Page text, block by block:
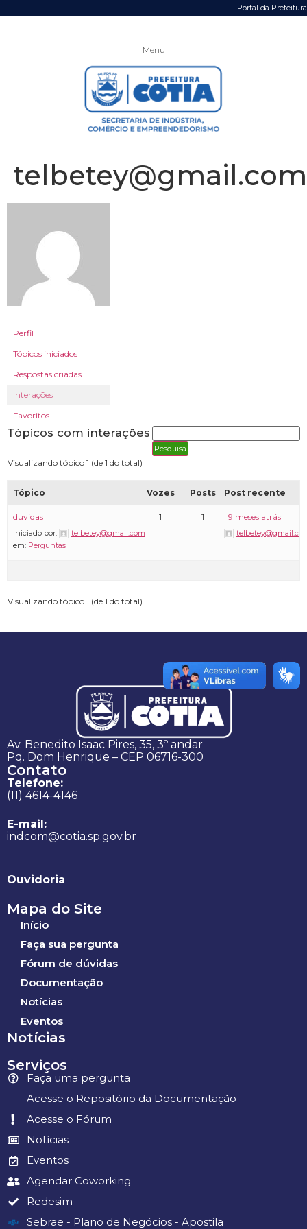
Portal da Prefeitura
Menu
telbetey@gmail.com
Perfil
Tópicos iniciados
Respostas criadas
Interações
Favoritos
Tópicos com interações
Visualizando tópico 1 (de 1 do total)
Tópico Vozes Posts Post recente
duvidas
Iniciado por:
telbetey@gmail.com
em: Perguntas
1 1 9 meses atrás
Visualizando tópico 1 (de 1 do total)
Av. Benedito Isaac Pires, 35, 3º andar
Pq. Dom Henrique – CEP 06716-300
Contato
Telefone:
(11) 4614-4146
E-mail:
indcom@cotia.sp.gov.br
Ouvidoria
Mapa do Site
Início
Faça sua pergunta
Fórum de dúvidas
Documentação
Notícias
Eventos
Notícias
Serviços
Faça uma pergunta
Acesse o Repositório da Documentação
Acesse o Fórum
Notícias
Eventos
Agendar Coworking
Redesim
Sebrae - Plano de Negócios - Apostila